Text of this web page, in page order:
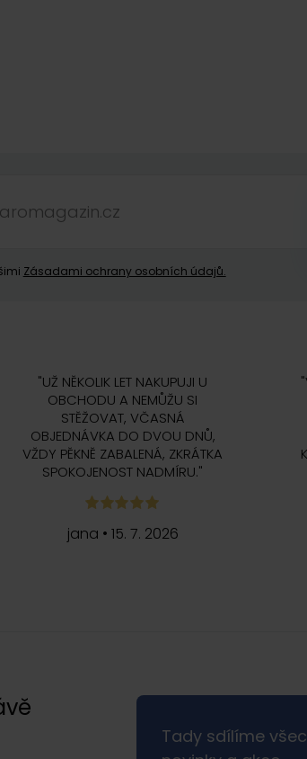
Zásadami ochrany osobních údajů.
"UŽ NĚKOLIK LET NAKUPUJI U
OBCHODU A NEMŮŽU SI
STĚŽOVAT, VČASNÁ
OBJEDNÁVKA DO DVOU DNŮ,
VŽDY PĚKNĚ ZABALENÁ, ZKRÁTKA
SPOKOJENOST NADMÍRU."
jana • 15. 7. 2026
"
Tady sdílíme